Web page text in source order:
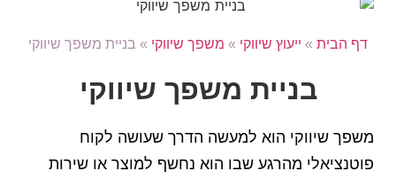
דף הבית » ייעוץ שיווקי » משפך שיווקי » בניית משפך שיווקי
בניית משפך שיווקי
משפך שיווקי הוא למעשה הדרך שעושה לקוח
פוטנציאלי מהרגע שבו הוא נחשף למוצר או שירות